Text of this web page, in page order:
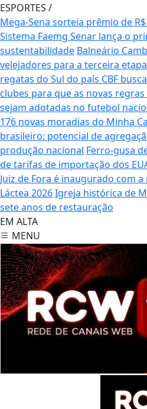
ESPORTES /
Mega-Sena sorteia prêmio de
Sistema Faemg Senar lança o
sustentabilidade Balneário
velejadores para a terceira
regatas do Sul do país CBF
clubes para que as novas
sejam adotadas no futebol
176 novas moradias do Minha
brasileiro: potencial de
produção nacional Ferro-gusa
de tarifas de importação dos
Juiz de Fora é inaugurado com
Láctea 2026Igreja histórica de
sete anos de restauração
EM ALTA
MENU